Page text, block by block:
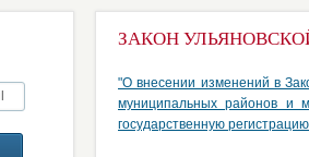
ЗАКОН
"О внесении изменений в
муниципальных районов и
государственную